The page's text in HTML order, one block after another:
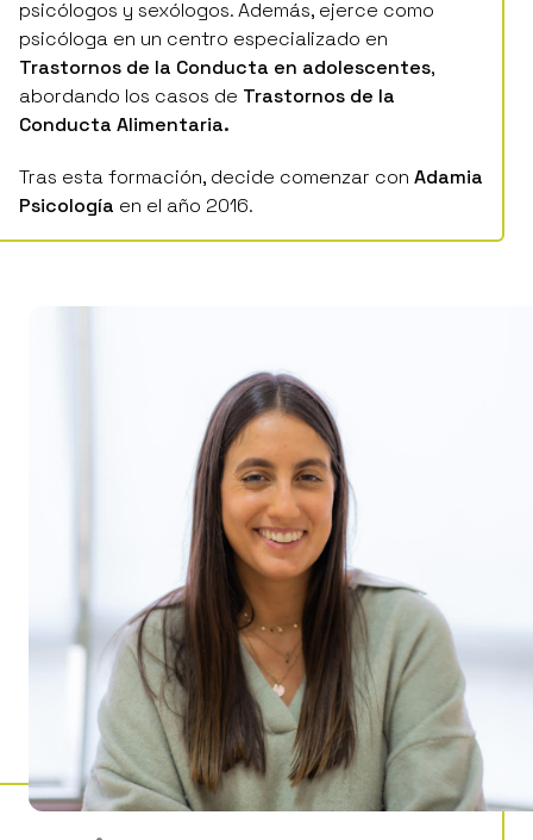
psicóloga en un centro especializado en
Trastornos de la Conducta en adolescentes
abordando los casos deTrastornos de la
Conducta Alimentaria.
Psicologíaen el año 2016.